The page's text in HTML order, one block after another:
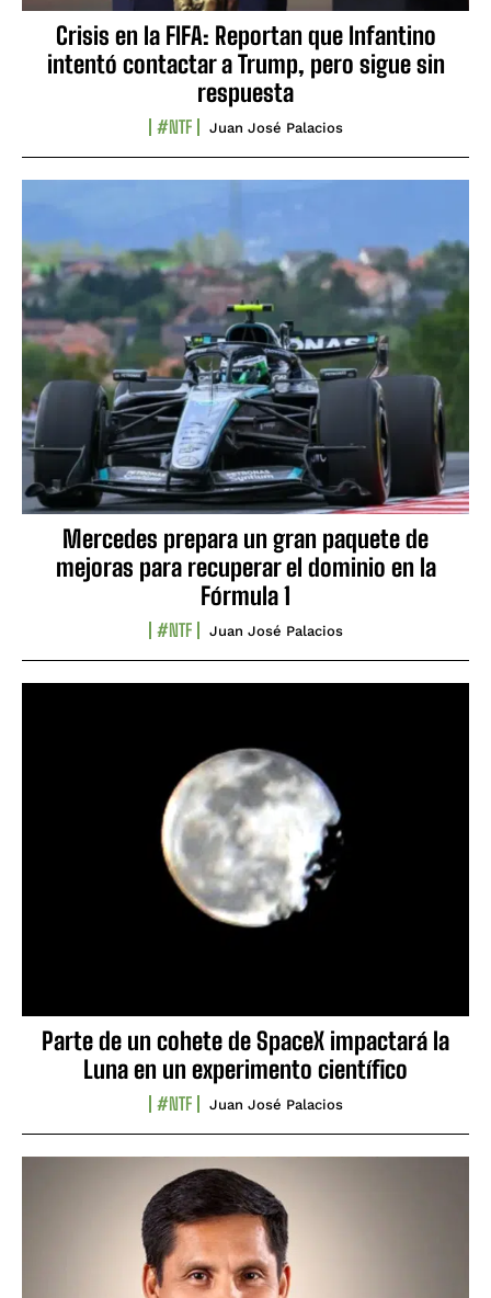
Crisis en la FIFA: Reportan que Infantino
intentó contactar a Trump, pero sigue sin
respuesta
#NTF Juan José Palacios
Mercedes prepara un gran paquete de
mejoras para recuperar el dominio en la
Fórmula 1
#NTF Juan José Palacios
Parte de un cohete de SpaceX impactará la
Luna en un experimento científico
#NTF Juan José Palacios